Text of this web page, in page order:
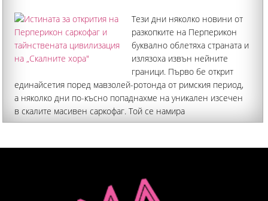
Тези дни няколко новини от
разкопките на Перперикон
буквално облетяха страната и
излязоха извън нейните
граници. Първо бе открит
единайсетия поред мавзолей-ротонда от римския период,
а няколко дни по-късно попаднахме на уникален изсечен
в скалите масивен саркофаг. Той се намира
непосредствено до известна отпреди скална гробница